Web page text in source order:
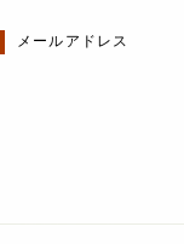
メールアドレス